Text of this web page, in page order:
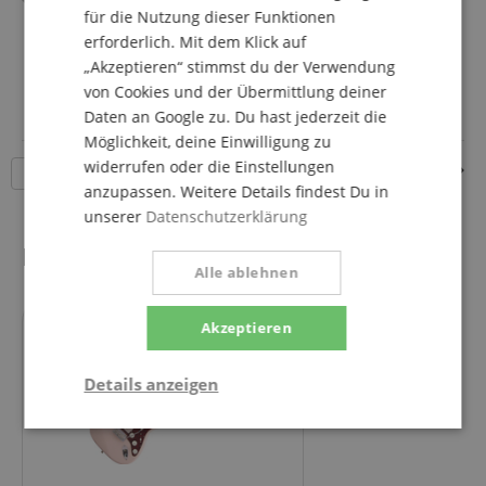
Tonabnehmer: 3x Single Coil (SSS)
Farbe & Finish: Sunburst, Gloss
Perfektes Einsteiger-Instrument
mehr anzeigen
89,90 €
Versandkostenfrei (AT)
inkl. MwSt.
18 Artikel pro Seite
Neuheiten
für die Nutzung dieser Funktionen
erforderlich. Mit dem Klick auf
„Akzeptieren“ stimmst du der Verwendung
von Cookies und der Übermittlung deiner
Daten an Google zu. Du hast jederzeit die
Möglichkeit, deine Einwilligung zu
widerrufen oder die Einstellungen
anzupassen. Weitere Details findest Du in
unserer Datenschutzerklärung
Akzeptieren
Alle ablehnen
Details anzeigen
Statistik Marketing Funktional